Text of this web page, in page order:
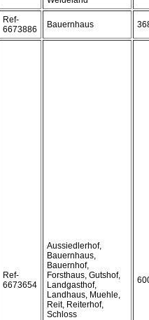
Ref-
6673886
Bauernhaus
Ref-
6673654
Aussiedlerhof,
Bauernhaus,
Bauernhof,
Forsthaus, Gutshof,
Landgasthof,
Landhaus, Muehle,
Reit, Reiterhof,
Schloss